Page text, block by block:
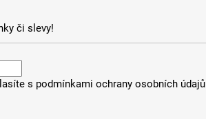
či slevy!
s podmínkami ochrany osobních údajů